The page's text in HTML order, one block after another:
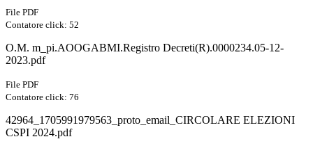
File PDF
Contatore click: 52
O.M. m_pi.AOOGABMI.Registro Decreti(R).0000234.05-12-
2023.pdf
File PDF
Contatore click: 76
42964_1705991979563_proto_email_CIRCOLARE ELEZIONI
CSPI 2024.pdf